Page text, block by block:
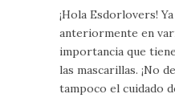
¡Hola Esdorlovers!
anteriormente en
importancia que
las mascarillas. ¡No
tampoco el cuidado